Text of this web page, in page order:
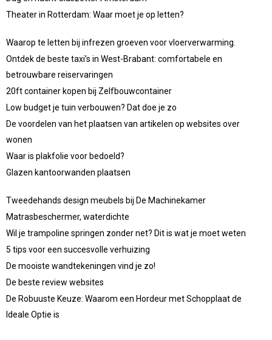
Theater in Rotterdam: Waar moet je op letten?
Waarop te letten bij infrezen groeven voor vloerverwarming.
Ontdek de beste taxi’s in West-Brabant: comfortabele en
betrouwbare reiservaringen
20ft container kopen bij Zelfbouwcontainer
Low budget je tuin verbouwen? Dat doe je zo
De voordelen van het plaatsen van artikelen op websites over
wonen
Waar is plakfolie voor bedoeld?
Glazen kantoorwanden plaatsen
Tweedehands design meubels bij De Machinekamer
Matrasbeschermer, waterdichte
Wil je trampoline springen zonder net? Dit is wat je moet weten
5 tips voor een succesvolle verhuizing
De mooiste wandtekeningen vind je zo!
De beste review websites
De Robuuste Keuze: Waarom een Hordeur met Schopplaat de
Ideale Optie is